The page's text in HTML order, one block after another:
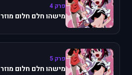
פרק 4
מישהו חלם חלום מוזר
פרק 5
מישהו חלם חלום מוזר